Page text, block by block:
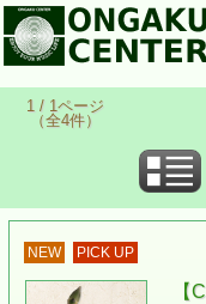
1 / 1ページ
（全4件）
NEW PICK UP
【